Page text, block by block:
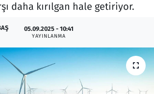
daha kırılgan hale getiriyor.
05.09.2025 - 10:41
YAYINLANMA